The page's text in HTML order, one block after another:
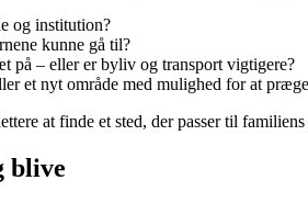
og institution?
kunne gå til?
på – eller er byliv og transport vigtigere?
et nyt område med mulighed for at
at finde et sted, der passer til
blive